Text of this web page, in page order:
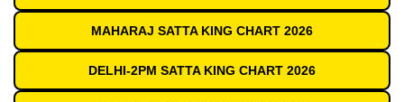
MAHARAJ SATTA KING CHART 2026
DELHI-2PM SATTA KING CHART 2026